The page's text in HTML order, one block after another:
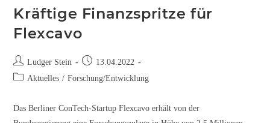
Kräftige Finanzspritze für
Flexcavo
Ludger Stein
13.04.2022
Aktuelles / Forschung/Entwicklung
Das Berliner ConTech-Startup Flexcavo erhält von der